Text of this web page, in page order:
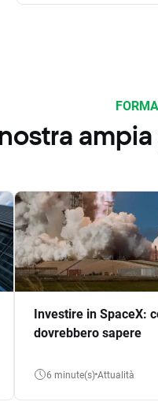
Investire in SpaceX:
dovrebbero sapere
6 minute(s) Attualità